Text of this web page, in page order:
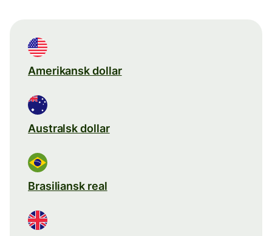
Amerikansk dollar
Australsk dollar
Brasiliansk real